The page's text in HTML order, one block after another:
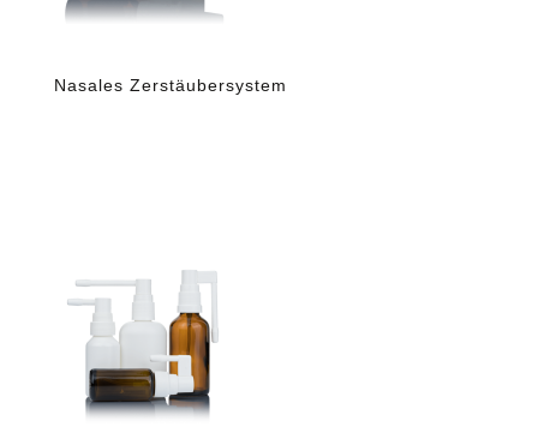
Nasales Zerstäubersystem